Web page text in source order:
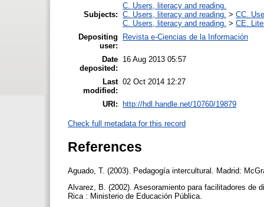
Subjects:
C. Users, literacy and reading.
C. Users, literacy and reading. > CC.
C. Users, literacy and reading. > CE.
Depositing
user:
Revista e-Ciencias de la Información
Date
deposited:
16 Aug 2013 05:57
Last
modified:
02 Oct 2014 12:27
URI: http://hdl.handle.net/10760/19879
Check full metadata for this record
References
Aguado, T. (2003). Pedagogía intercultural. Madrid:
Alvarez, B. (2002). Asesoramiento para facilitadores de
Rica : Ministerio de Educación Pública.